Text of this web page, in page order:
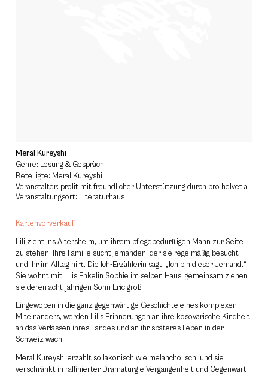
Meral Kureyshi
Genre: Lesung & Gespräch
Beteiligte: Meral Kureyshi
Veranstalter: prolit mit freundlicher Unterstützung durch pro helvetia
Veranstaltungsort: Literaturhaus
Kartenvorverkauf
Lili zieht ins Altersheim, um ihrem pflegebedürftigen Mann zur Seite
zu stehen. Ihre Familie sucht jemanden, der sie regelmäßig besucht
und ihr im Alltag hilft. Die Ich-Erzählerin sagt: „Ich bin dieser Jemand.“
Sie wohnt mit Lilis Enkelin Sophie im selben Haus, gemeinsam ziehen
sie deren acht-jährigen Sohn Eric groß.
Eingewoben in die ganz gegenwärtige Geschichte eines komplexen
Miteinanders, werden Lilis Erinnerungen an ihre kosovarische Kindheit,
an das Verlassen ihres Landes und an ihr späteres Leben in der
Schweiz wach.
Meral Kureyshi erzählt so lakonisch wie melancholisch, und sie
verschränkt in raffinierter Dramaturgie Vergangenheit und Gegenwart